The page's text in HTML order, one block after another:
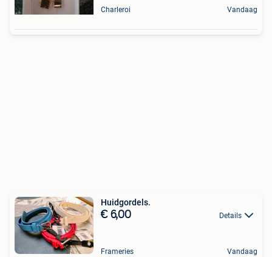
Charleroi Vandaag
Huidgordels.
€ 6,00 Details
Frameries Vandaag